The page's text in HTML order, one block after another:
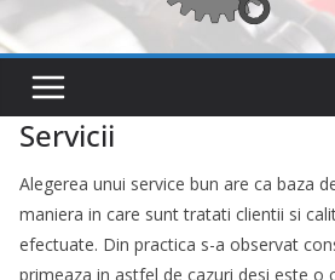
Servicii
Alegerea unui service bun are ca baza
maniera in care sunt tratati clientii si
efectuate. Din practica s-a observat
primeaza in astfel de cazuri desi este